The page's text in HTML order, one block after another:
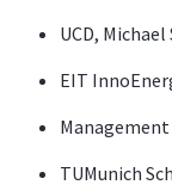
UCD,
EIT
TUMunich